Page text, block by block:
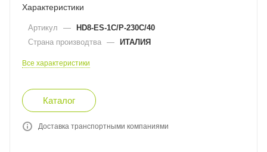
Характеристики
Артикул — HD8-ES-1C/P-230C/40
Страна производтва — ИТАЛИЯ
Все характеристики
Каталог
Доставка транспортными компаниями